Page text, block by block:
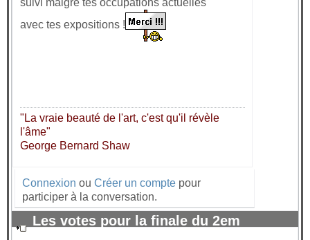
suivi malgré tes occupations actuelles
avec tes expositions !
"La vraie beauté de l'art, c'est qu'il révèle
l'âme"
George Bernard Shaw
Connexion ou Créer un compte pour
participer à la conversation.
Les votes pour la finale du 2em